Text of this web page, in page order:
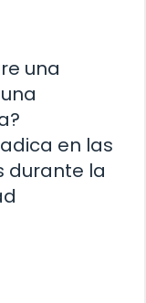
una
en las
durante la